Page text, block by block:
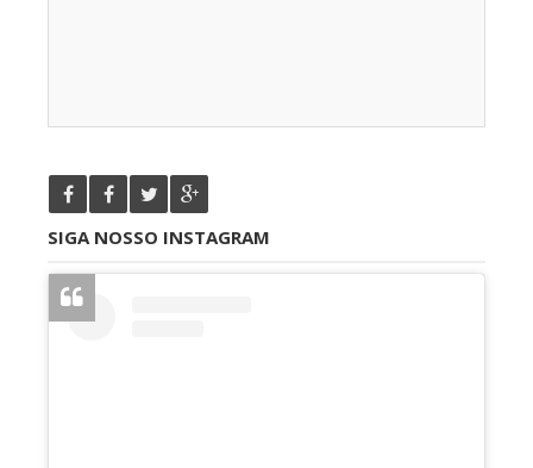
SIGA NOSSO INSTAGRAM